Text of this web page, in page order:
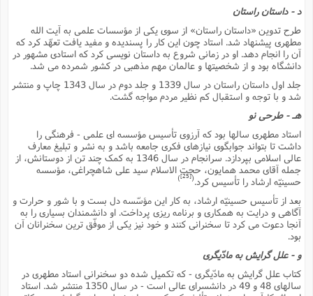
د - داستان راستان
طرح تدوین «داستان راستان» از سوى یکى از مؤسسات علمى به آیت الله
مطهرى پیشنهاد شد. استاد چون این کار را پسندیده و مفید یافت تعهّد کرد که
آن را انجام دهد. او در زمانى شروع به داستان نویسى کرد که استادى مشهور در
دانشگاه بود و از شخصیتها و عالمان مهم مذهبى در کشور شمرده مى شد.
جلد اول داستان راستان در سال 1339 و جلد دوم در سال 1343 چاپ و منتشر
شد و با توجه و استقبال کم نظیر مردم مواجه گشت.
هـ - طرحى نو
استاد مطهرى سالها بود که آرزوى تأسیس مؤسسه اى علمى - فرهنگى را
داشت تا بتواند جوابگوى نیازهاى فکرى جامعه باشد و به نشر و تبلیغ معارف
عالى اسلامى بپردازد. سرانجام در سال 1346 به کمک چند تن از دوستانش، از
جمله آقاى محمد همایون، حجت الاسلام سید على شاهچراغى، مؤسسه
حسینیّه ارشاد را تأسیس کرد. [25]
)
بعد از تأسیس حسینیّه ارشاد، به کار این مؤسّسه دل بست و با شور و حرارت و
آگاهى و درایت به همکارى و برنامه ریزى پرداخت. او دانشمندان بسیارى را به
آنجا دعوت مى کرد تا سخنرانى کنند و خود نیز یکى از موفّق ترین سخنرانان آن
بود.
و - علل گرایش به مادّیگرى
کتاب علل گرایش به مادّیگرى - که تکمیل شده دو سخنرانى استاد مطهرى در
سالهاى 48 و 49 در دانشسراى عالى است - در سال 1350 منتشر شد. استاد